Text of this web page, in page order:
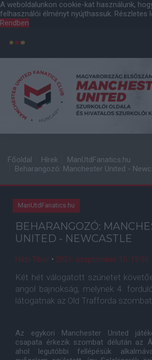
A weboldalunkon cookie-kat használunk,
felhasználói élményt nyújthassuk. Részletes
Rendben
Főoldal Hírek
ManUtdFanatics.hu
Beharangozó: Manchester United -
ManUtdFanatics.hu
BEHARANGOZÓ:
UNITED - NEWCASTLE
Házi Tibor • 2021. szeptember. 10. 19:00
Két hét válogatott szünetet
angol bajnokság, melynek 4.
látogatnak az Old Trafforda szombat
Az egykori Manchester United
csapata érkezik szombat délután az
ahol legutóbbi fellépésük